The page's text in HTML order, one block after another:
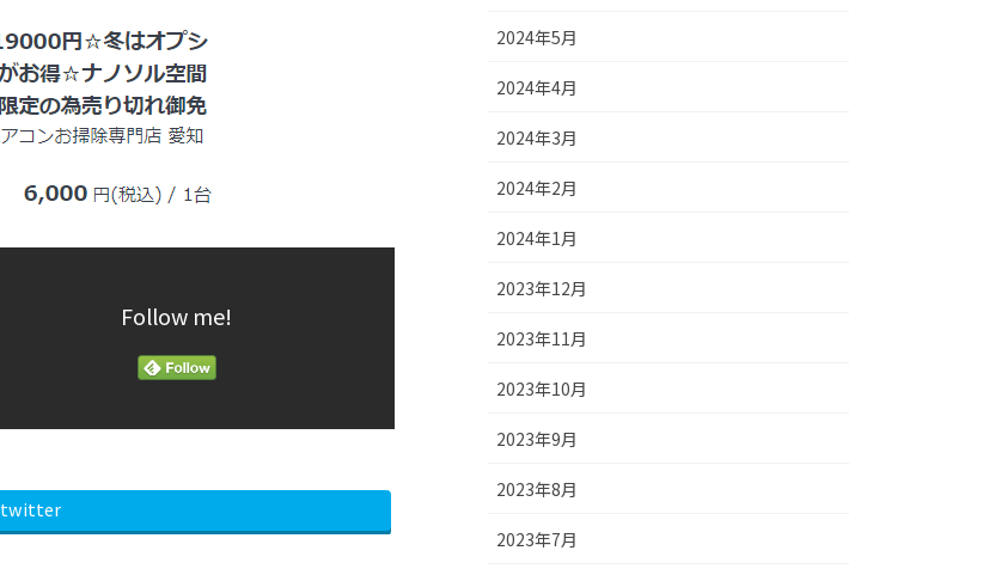
Follow me!
twitter
2024年5月
2024年4月
2024年3月
2024年2月
2024年1月
2023年12月
2023年11月
2023年10月
2023年9月
2023年8月
2023年7月